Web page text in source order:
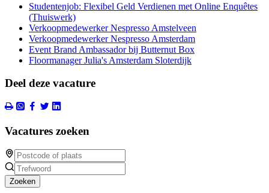
Studentenjob: Flexibel Geld Verdienen met Online Enquêtes
(Thuiswerk)
Verkoopmedewerker Nespresso Amstelveen
Verkoopmedewerker Nespresso Amsterdam
Event Brand Ambassador bij Butternut Box
Floormanager Julia's Amsterdam Sloterdijk
Deel deze vacature
Vacatures zoeken
Zoeken